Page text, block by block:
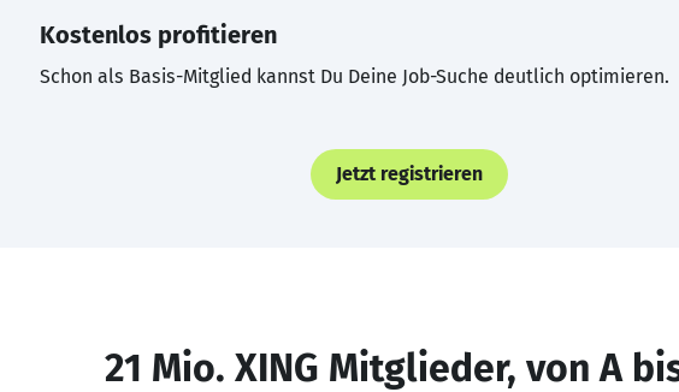
Kostenlos profitieren
Schon als Basis-Mitglied kannst Du Deine Job-Suche deutlich optimieren.
Jetzt registrieren
21 Mio. XING Mitglieder, von A